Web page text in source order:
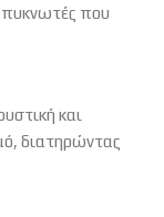
πυκνωτές που
και
διατηρώντας